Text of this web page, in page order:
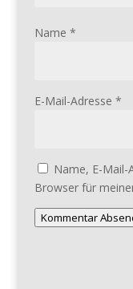
Name *
E-Mail-Adresse *
Name, E-Mail-
Browser für
Kommentar